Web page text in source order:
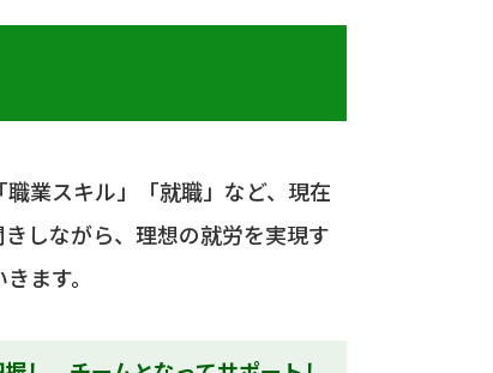
職業スキル」「就職」など、現在
しながら、理想の就労を実現す
ます。